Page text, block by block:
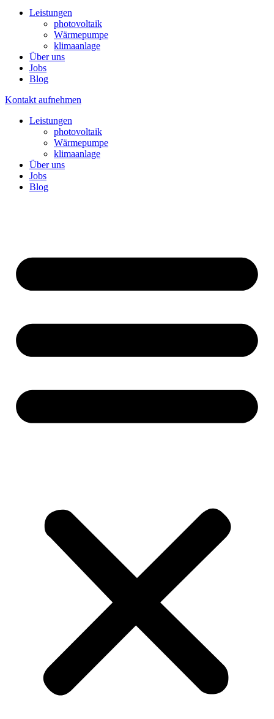
Leistungen
photovoltaik
Wärmepumpe
klimaanlage
Über uns
Jobs
Blog
Kontakt aufnehmen
Leistungen
photovoltaik
Wärmepumpe
klimaanlage
Über uns
Jobs
Blog